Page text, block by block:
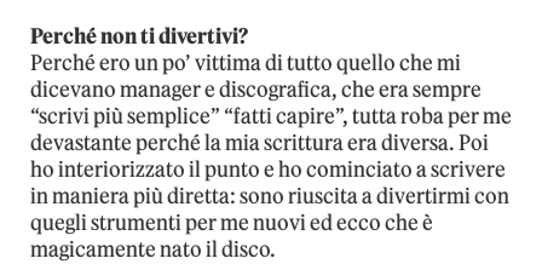
Perché non ti divertivi?
Perché ero un po’ vittima di tutto quello che mi
dicevano manager e discografica, che era sempre
“scrivi più semplice” “fatti capire”, tutta roba per me
devastante perché la mia scrittura era diversa. Poi
ho interiorizzato il punto e ho cominciato a scrivere
in maniera più diretta: sono riuscita a divertirmi con
quegli strumenti per me nuovi ed ecco che è
magicamente nato il disco.